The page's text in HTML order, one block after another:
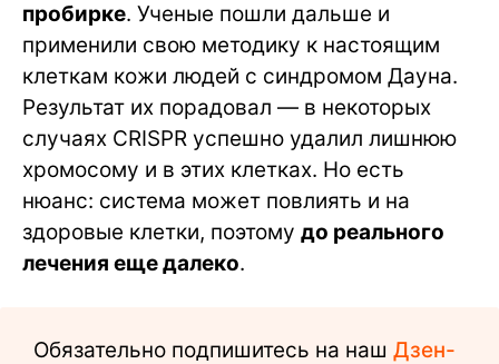
пробирке. Ученые пошли дальше и
применили свою методику к настоящим
клеткам кожи людей с синдромом Дауна.
Результат их порадовал — в некоторых
случаях CRISPR успешно удалил лишнюю
хромосому и в этих клетках. Но есть
нюанс: система может повлиять и на
здоровые клетки, поэтому до реального
лечения еще далеко.
Обязательно подпишитесь на наш Дзен-